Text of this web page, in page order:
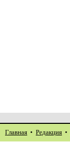
Главная • Редакция •